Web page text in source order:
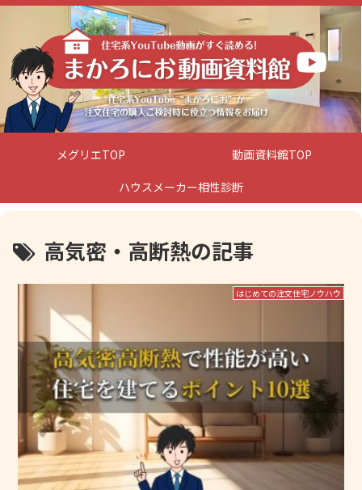
メグリエTOP
動画資料館TOP
ハウスメーカー相性診断
高気密・高断熱の記事
はじめての注文住宅ノウハウ